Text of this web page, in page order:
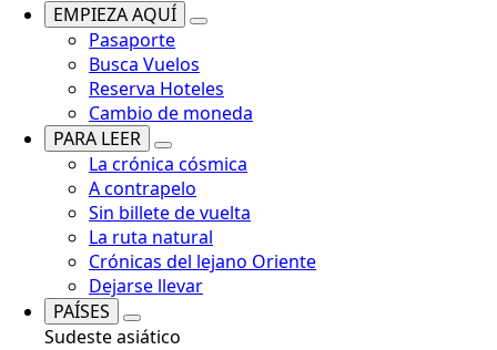
EMPIEZA AQUÍ
Pasaporte
Busca Vuelos
Reserva Hoteles
Cambio de moneda
PARA LEER
La crónica cósmica
A contrapelo
Sin billete de vuelta
La ruta natural
Crónicas del lejano Oriente
Dejarse llevar
PAÍSES
Sudeste asiático